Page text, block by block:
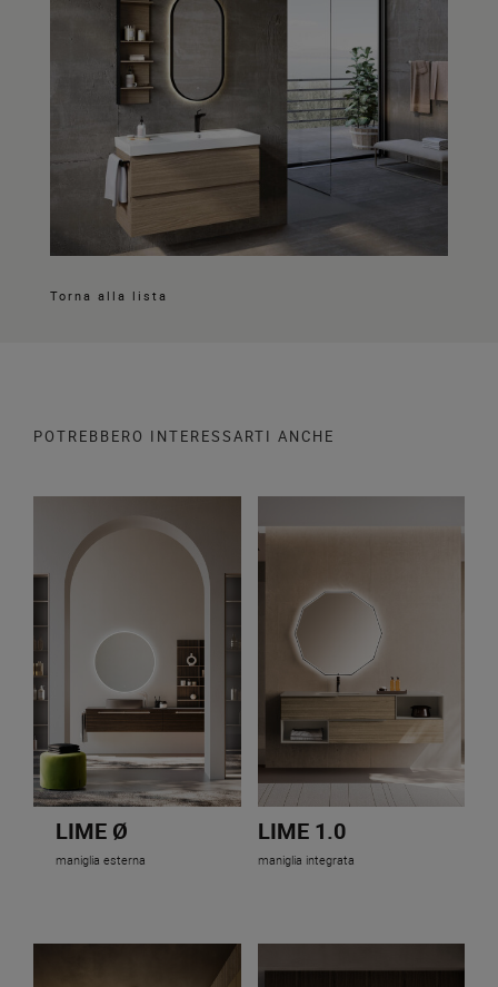
Torna alla lista
POTREBBERO INTERESSARTI ANCHE
LIME Ø
maniglia esterna
LIME 1.0
maniglia integrata